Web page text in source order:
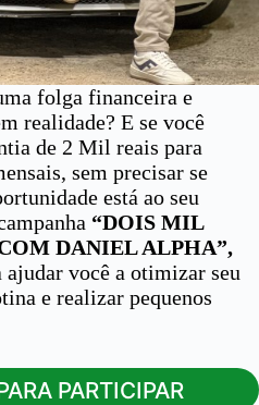
folga financeira e
realidade? E se você
de 2 Mil reais para
sem precisar se
está ao seu
“DOIS MIL
DANIEL ALPHA”,
você a otimizar seu
e realizar pequenos
PARTICIPAR